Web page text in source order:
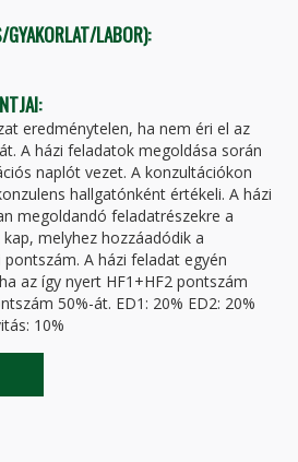
LABOR):
eredménytelen, ha nem éri el az
A házi feladatok megoldása során
naplót vezet. A konzultációkon
hallgatónként értékeli. A házi
megoldandó feladatrészekre a
melyhez hozzáadódik a
A házi feladat egyén
az így nyert HF1+HF2 pontszám
50%-át. ED1: 20% ED2: 20%
10%